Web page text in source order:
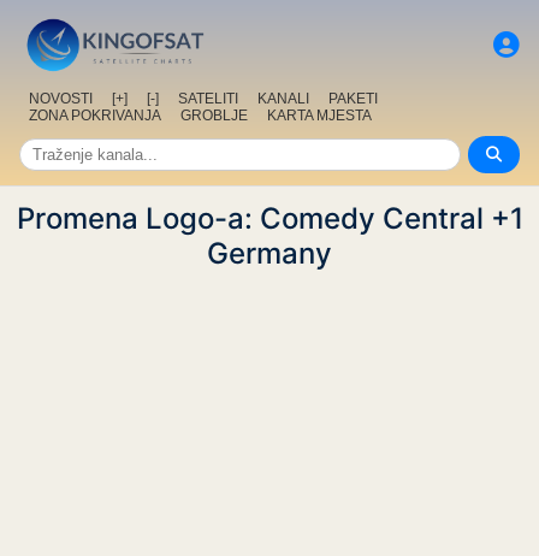
NOVOSTI [+] [-] SATELITI KANALI
PAKETI
ZONA POKRIVANJA
GROBLJE KARTA MJESTA
Promena Logo-a: Comedy Central +1
Germany